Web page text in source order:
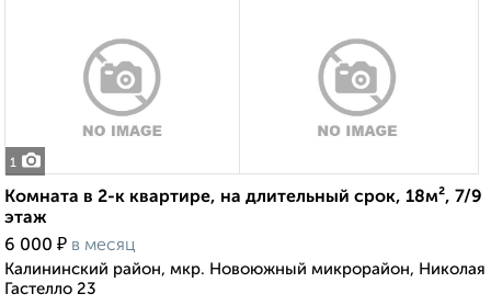
1
Комната в 2-к квартире, на длительный срок, 18м², 7/9
этаж
6 000 ₽ в месяц
Калининский район, мкр. Новоюжный микрорайон, Николая
Гастелло 23